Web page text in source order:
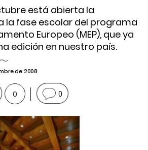
está abierta la
la fase escolar del programa
Europeo (MEP), que ya
edición en nuestro país.
de 2008
0 0